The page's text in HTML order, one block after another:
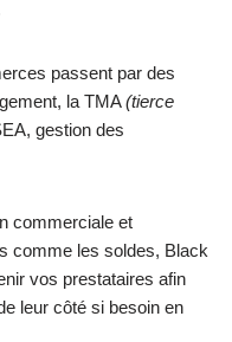
passent par des
la TMA(tierce
gestion des
commerciale et
comme les soldes, Black
vos prestataires afin
leur côté si besoin en